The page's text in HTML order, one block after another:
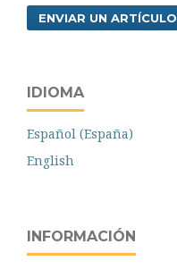
ENVIAR UN ARTÍCULO
IDIOMA
Español (España)
English
INFORMACIÓN